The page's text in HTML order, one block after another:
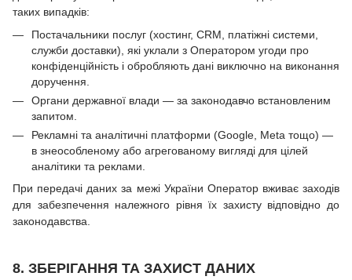
таких випадків:
Постачальники послуг (хостинг, CRM, платіжні системи,
служби доставки), які уклали з Оператором угоди про
конфіденційність і обробляють дані виключно на виконання
доручення.
Органи державної влади — за законодавчо встановленим
запитом.
Рекламні та аналітичні платформи (Google, Meta тощо) —
в знеособленому або агрегованому вигляді для цілей
аналітики та реклами.
При передачі даних за межі України Оператор вживає заходів
для забезпечення належного рівня їх захисту відповідно до
законодавства.
8. ЗБЕРІГАННЯ ТА ЗАХИСТ ДАНИХ